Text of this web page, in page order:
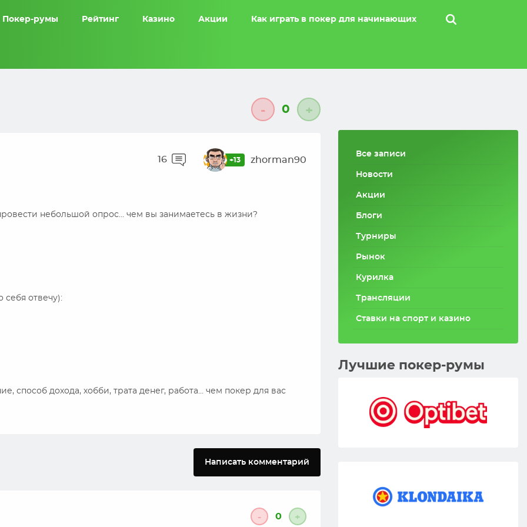
Покер-румы Рейтинг Казино Акции Как играть в покер для начинающих
- 0 +
16 +13 zhorman90
небольшой опрос… чем вы занимаетесь в жизни?
себя отвечу):
способ дохода, хобби, трата денег, работа… чем покер для вас
Написать комментарий
- 0 +
Все записи
Новости
Акции
Блоги
Турниры
Рынок
Курилка
Трансляции
Ставки на спорт и казино
Лучшие покер-румы